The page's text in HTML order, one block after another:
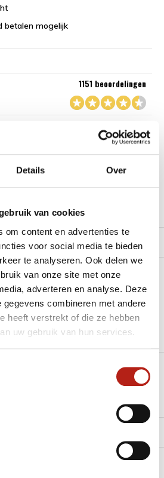
Details Over
van cookies
om content en advertenties te
voor social media te bieden
te analyseren. Ook delen we
van onze site met onze
adverteren en analyse. Deze
gegevens combineren met andere
heeft verstrekt of die ze hebben
uw gebruik van hun services.
betalen mogelijk
1151 beoordelingen
afhandeling en kwaliteit
varianten:
dit product?
voor een snel antwoord 24/7
Groot aantal nodig?
offerte aan te vragen